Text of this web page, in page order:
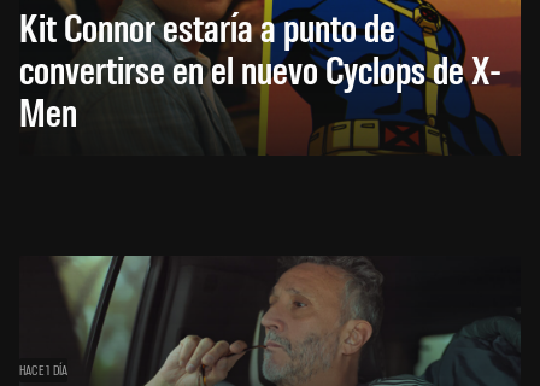
Kit Connor estaría a punto de
convertirse en el nuevo Cyclops de X-
Men
HACE 1 DÍA